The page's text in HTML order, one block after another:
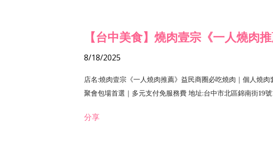
【台中美食】燒肉壹宗《一人燒肉
8/18/2025
店名:燒肉壹宗《一人燒肉推薦》益民商圈必吃燒肉｜個人燒
聚會包場首選｜多元支付免服務費 地址:台中市北區錦南街19號
分享